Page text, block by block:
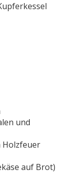
und
Holzfeuer
auf Brot)